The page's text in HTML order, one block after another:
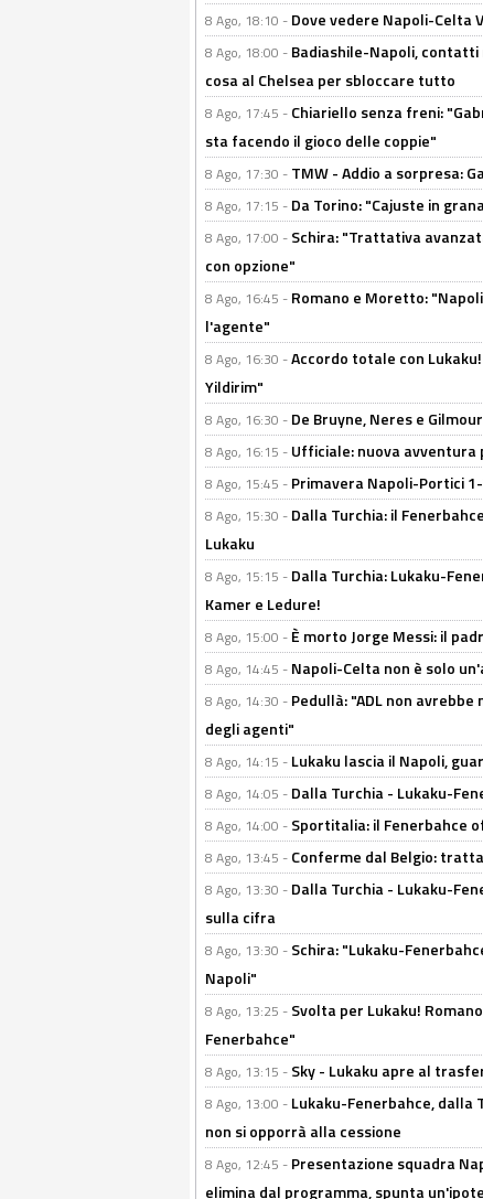
8 Ago, 18:10 - Dove vedere Napoli-Celta
8 Ago, 18:00 - Badiashile-Napoli,
cosa al Chelsea per sbloccare tutto
8 Ago, 17:45 - Chiariello senza freni:
sta facendo il gioco delle coppie"
8 Ago, 17:30 - TMW - Addio a sorpresa:
8 Ago, 17:15 - Da Torino: "Cajuste in
8 Ago, 17:00 - Schira: "Trattativa
con opzione"
8 Ago, 16:45 - Romano e Moretto:
l'agente"
8 Ago, 16:30 -Accordo totale con
Yildirim"
8 Ago, 16:30 - De Bruyne, Neres e
8 Ago, 16:15 - Ufficiale: nuova avventura
8 Ago, 15:45 - Primavera Napoli-Portici
8 Ago, 15:30 - Dalla Turchia: il
Lukaku
8 Ago, 15:15 - Dalla Turchia: Lukaku-
Kamer e Ledure!
8 Ago, 15:00 - È morto Jorge Messi: il
8 Ago, 14:45 - Napoli-Celta non è solo
8 Ago, 14:30 - Pedullà: "ADL non
degli agenti"
8 Ago, 14:15 - Lukaku lascia il Napoli,
8 Ago, 14:05 - Dalla Turchia - Lukaku-
8 Ago, 14:00 - Sportitalia: il Fenerbahce
8 Ago, 13:45 - Conferme dal Belgio:
8 Ago, 13:30 - Dalla Turchia - Lukaku-
sulla cifra
8 Ago, 13:30 - Schira: "Lukaku-
Napoli"
8 Ago, 13:25 - Svolta per Lukaku!
Fenerbahce"
8 Ago, 13:15 - Sky - Lukaku apre al
8 Ago, 13:00 - Lukaku-Fenerbahce, dalla
non si opporrà alla cessione
8 Ago, 12:45 - Presentazione squadra
elimina dal programma, spunta